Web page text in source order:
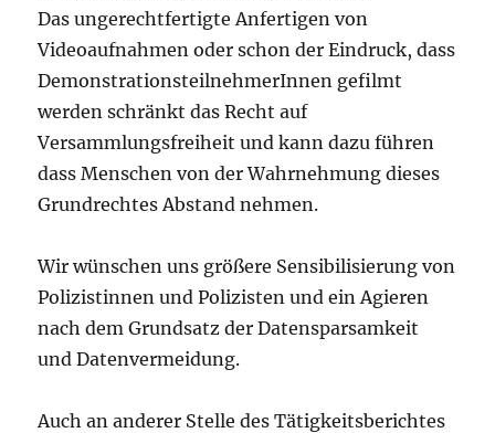
Das ungerechtfertigte Anfertigen von
Videoaufnahmen oder schon der Eindruck, dass
DemonstrationsteilnehmerInnen gefilmt
werden schränkt das Recht auf
Versammlungsfreiheit und kann dazu führen
dass Menschen von der Wahrnehmung dieses
Grundrechtes Abstand nehmen.
Wir wünschen uns größere Sensibilisierung von
Polizistinnen und Polizisten und ein Agieren
nach dem Grundsatz der Datensparsamkeit
und Datenvermeidung.
Auch an anderer Stelle des Tätigkeitsberichtes